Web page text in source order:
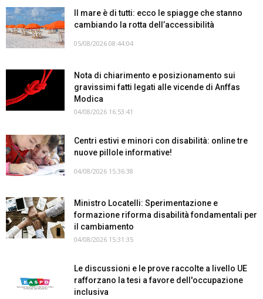
Il mare è di tutti: ecco le spiagge che stanno
cambiando la rotta dell’accessibilità
05/08/2026 08:44:04
Nota di chiarimento e posizionamento sui
gravissimi fatti legati alle vicende di Anffas
Modica
04/08/2026 16:53:41
Centri estivi e minori con disabilità: online tre
nuove pillole informative!
04/08/2026 15:36:38
Ministro Locatelli: Sperimentazione e
formazione riforma disabilità fondamentali per
il cambiamento
04/08/2026 15:31:35
Le discussioni e le prove raccolte a livello UE
rafforzano la tesi a favore dell'occupazione
inclusiva